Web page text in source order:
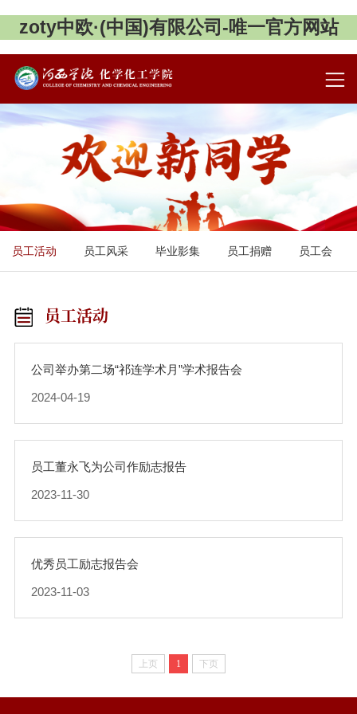
zoty中欧·(中国)有限公司-唯一官方网站
员工活动 员工风采 毕业影集 员工捐赠 员工会
员工活动
公司举办第二场“祁连学术月”学术报告会
2024-04-19
员工董永飞为公司作励志报告
2023-11-30
优秀员工励志报告会
2023-11-03
上页 1 下页